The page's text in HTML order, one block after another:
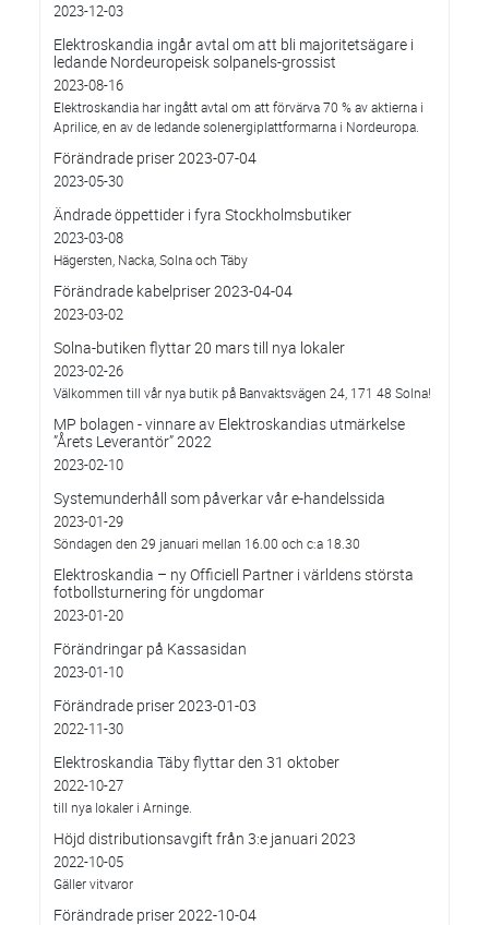
2023-12-03
Elektroskandia ingår avtal om att bli majoritetsägare i
ledande Nordeuropeisk solpanels-grossist
2023-08-16
Elektroskandia har ingått avtal om att förvärva 70 % av aktierna i
Aprilice, en av de ledande solenergiplattformarna i Nordeuropa.
Förändrade priser 2023-07-04
2023-05-30
Ändrade öppettider i fyra Stockholmsbutiker
2023-03-08
Hägersten, Nacka, Solna och Täby
Förändrade kabelpriser 2023-04-04
2023-03-02
Solna-butiken flyttar 20 mars till nya lokaler
2023-02-26
Välkommen till vår nya butik på Banvaktsvägen 24, 171 48 Solna!
MP bolagen - vinnare av Elektroskandias utmärkelse
”Årets Leverantör” 2022
2023-02-10
Systemunderhåll som påverkar vår e-handelssida
2023-01-29
Söndagen den 29 januari mellan 16.00 och c:a 18.30
Elektroskandia – ny Officiell Partner i världens största
fotbollsturnering för ungdomar
2023-01-20
Förändringar på Kassasidan
2023-01-10
Förändrade priser 2023-01-03
2022-11-30
Elektroskandia Täby flyttar den 31 oktober
2022-10-27
till nya lokaler i Arninge.
Höjd distributionsavgift från 3:e januari 2023
2022-10-05
Gäller vitvaror
Förändrade priser 2022-10-04